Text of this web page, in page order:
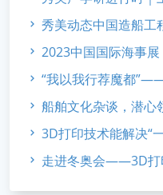
秀美动态中国造船工程
2023中国国际海事展
“我以我行荐魔都
船舶文化杂谈，潜心
3D打印技术能解决“
走进冬奥会——3D打印